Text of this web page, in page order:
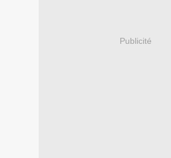
Publicité